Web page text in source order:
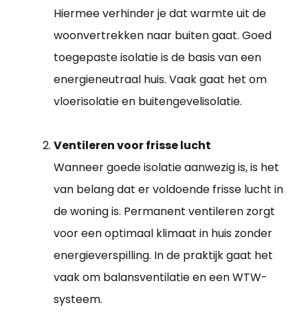
Hiermee verhinder je dat warmte uit de
woonvertrekken naar buiten gaat. Goed
toegepaste isolatie is de basis van een
energieneutraal huis. Vaak gaat het om
vloerisolatie en buitengevelisolatie.
Ventileren voor frisse lucht
Wanneer goede isolatie aanwezig is, is het
van belang dat er voldoende frisse lucht in
de woning is. Permanent ventileren zorgt
voor een optimaal klimaat in huis zonder
energieverspilling. In de praktijk gaat het
vaak om balansventilatie en een WTW-
systeem.